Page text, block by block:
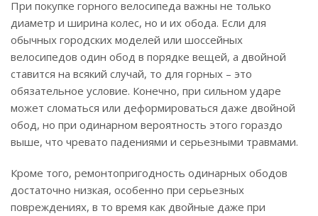
При покупке горного велосипеда важны не только
диаметр и ширина колес, но и их обода. Если для
обычных городских моделей или шоссейных
велосипедов один обод в порядке вещей, а двойной
ставится на всякий случай, то для горных – это
обязательное условие. Конечно, при сильном ударе
может сломаться или деформироваться даже двойной
обод, но при одинарном вероятность этого гораздо
выше, что чревато падениями и серьезными травмами.
Кроме того, ремонтопригодность одинарных ободов
достаточно низкая, особенно при серьезных
повреждениях, в то время как двойные даже при